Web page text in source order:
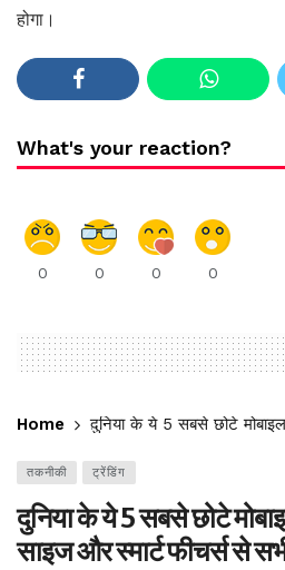
होगा।
What's your reaction?
0 0 0 0
Home दुनिया के ये 5 सबसे छोटे
तकनीकी ट्रेंडिंग
दुनिया के ये 5 सबसे छोटे
साइज और स्मार्ट फीचर्स से